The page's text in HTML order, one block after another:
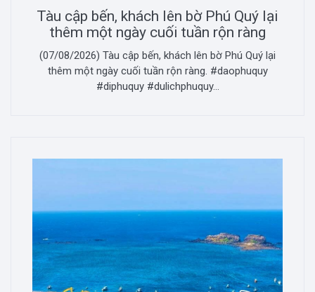
Tàu cập bến, khách lên bờ Phú Quý lại
thêm một ngày cuối tuần rộn ràng
(07/08/2026) Tàu cập bến, khách lên bờ Phú Quý lại
thêm một ngày cuối tuần rộn ràng. #daophuquy
#diphuquy #dulichphuquy...